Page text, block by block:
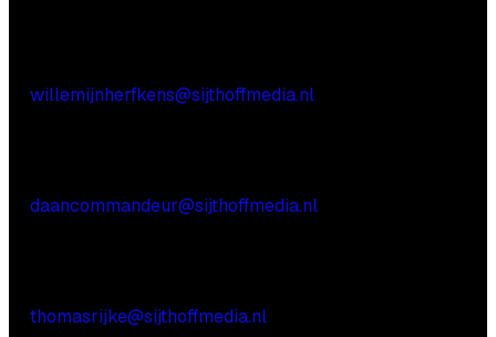
willemijnherfkens@sijthoffmedia.nl
daancommandeur@sijthoffmedia.nl
thomasrijke@sijthoffmedia.nl